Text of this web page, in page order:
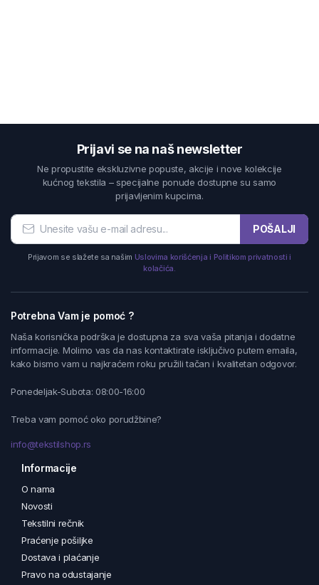
Prijavi se na naš newsletter
Ne propustite ekskluzivne popuste, akcije i nove kolekcije
kućnog tekstila – specijalne ponude dostupne su samo
prijavljenim kupcima.
POŠALJI
Prijavom se slažete sa našim Uslovima korišćenja i Politikom privatnosti i
kolačića.
Potrebna Vam je pomoć ?
Naša korisnička podrška je dostupna za sva vaša pitanja i dodatne
informacije. Molimo vas da nas kontaktirate isključivo putem emaila,
kako bismo vam u najkraćem roku pružili tačan i kvalitetan odgovor.
Ponedeljak-Subota: 08:00-16:00
Treba vam pomoć oko porudžbine?
info@tekstilshop.rs
Informacije
O nama
Novosti
Tekstilni rečnik
Praćenje pošiljke
Dostava i plaćanje
Pravo na odustajanje